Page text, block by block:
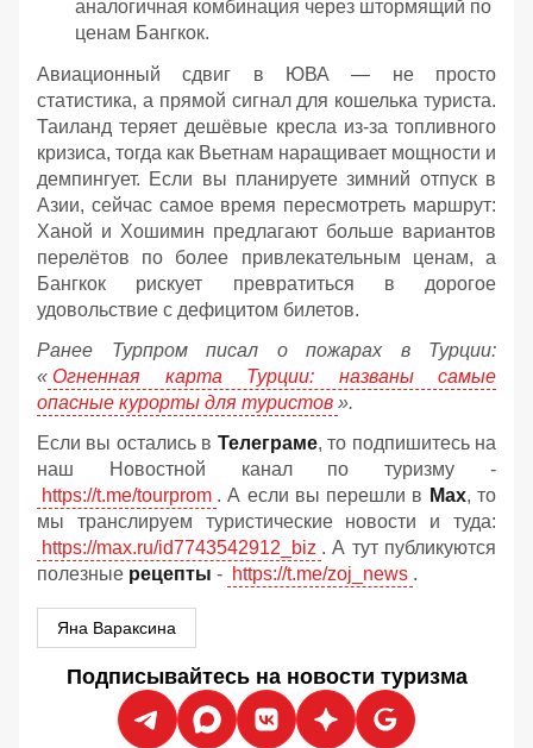
аналогичная комбинация через штормящий по
ценам Бангкок.
Авиационный сдвиг в ЮВА — не просто
статистика, а прямой сигнал для кошелька туриста.
Таиланд теряет дешёвые кресла из-за топливного
кризиса, тогда как Вьетнам наращивает мощности и
демпингует. Если вы планируете зимний отпуск в
Азии, сейчас самое время пересмотреть маршрут:
Ханой и Хошимин предлагают больше вариантов
перелётов по более привлекательным ценам, а
Бангкок рискует превратиться в дорогое
удовольствие с дефицитом билетов.
Ранее Турпром писал о пожарах в Турции:
« Огненная карта Турции: названы самые
опасные курорты для туристов ».
Если вы остались в Телеграме, то подпишитесь на
наш Новостной канал по туризму -
https://t.me/tourprom . А если вы перешли в Мах, то
мы транслируем туристические новости и туда:
https://max.ru/id7743542912_biz . А тут публикуются
полезные рецепты - https://t.me/zoj_news .
Яна Вараксина
Подписывайтесь на новости туризма